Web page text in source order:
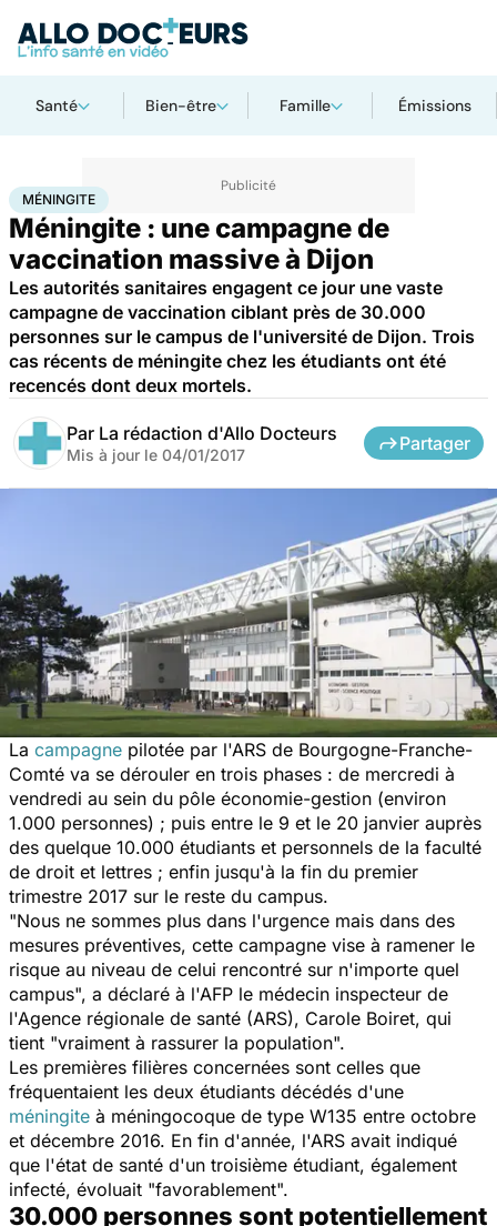
Santé Bien-être Famille Émissions
AccueilSanté Méningite
MÉNINGITE
Méningite : une campagne de
vaccination massive à Dijon
Les autorités sanitaires engagent ce jour une vaste
campagne de vaccination ciblant près de 30.000
personnes sur le campus de l'université de Dijon. Trois
cas récents de méningite chez les étudiants ont été
recencés dont deux mortels.
Par La rédaction d'Allo Docteurs
Mis à jour le 04/01/2017
Partager
La campagne pilotée par l'ARS de Bourgogne-Franche-
Comté va se dérouler en trois phases : de mercredi à
vendredi au sein du pôle économie-gestion (environ
1.000 personnes) ; puis entre le 9 et le 20 janvier auprès
des quelque 10.000 étudiants et personnels de la faculté
de droit et lettres ; enfin jusqu'à la fin du premier
trimestre 2017 sur le reste du campus.
"Nous ne sommes plus dans l'urgence mais dans des
mesures préventives, cette campagne vise à ramener le
risque au niveau de celui rencontré sur n'importe quel
campus", a déclaré à l'AFP le médecin inspecteur de
l'Agence régionale de santé (ARS), Carole Boiret, qui
tient "vraiment à rassurer la population".
Les premières filières concernées sont celles que
fréquentaient les deux étudiants décédés d'une
méningite à méningocoque de type W135 entre octobre
et décembre 2016. En fin d'année, l'ARS avait indiqué
que l'état de santé d'un troisième étudiant, également
infecté, évoluait "favorablement".
30.000 personnes sont potentiellement